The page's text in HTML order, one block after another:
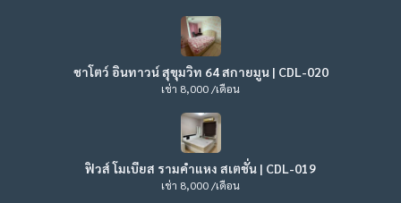
ชาโตว์ อินทาวน์ สุขุมวิท 64 สกายมูน | CDL-020
เช่า 8,000 /เดือน
ฟิวส์ โมเบียส รามคำแหง สเตชั่น | CDL-019
เช่า 8,000 /เดือน